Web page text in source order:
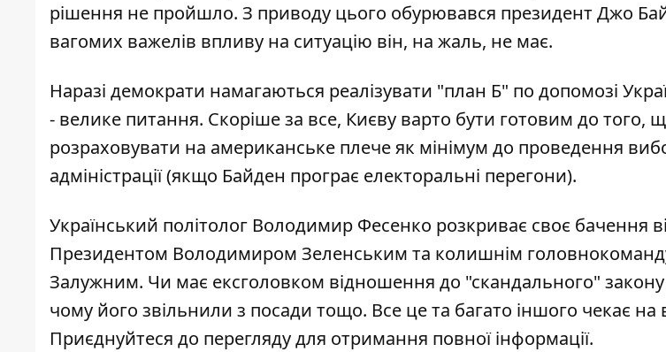
рішення не пройшло. З приводу цього обурювався президент Джо
вагомих важелів впливу на ситуацію він, на жаль, не має.
Наразі демократи намагаються реалізувати "план Б" по допомозі
- велике питання. Скоріше за все, Києву варто бути готовим до того,
розраховувати на американське плече як мінімум до проведення
адміністрації (якщо Байден програє електоральні перегони).
Український політолог Володимир Фесенко розкриває своє бачення
Президентом Володимиром Зеленським та колишнім
Залужним. Чи має ексголовком відношення до "скандального" закону
чому його звільнили з посади тощо. Все це та багато іншого чекає на
Приєднуйтеся до перегляду для отримання повної інформації.